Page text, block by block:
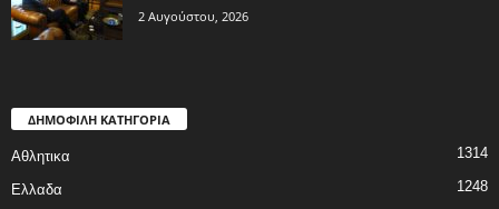
2 Αυγούστου, 2026
ΔΗΜΟΦΙΛΗ ΚΑΤΗΓΟΡΙΑ
Αθλητικα 1314
Ελλαδα 1248